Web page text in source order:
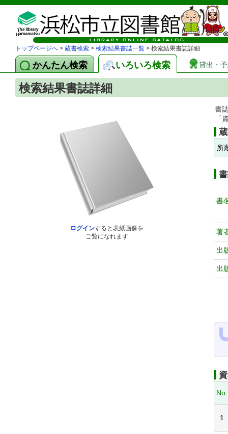
トップページへ > 蔵書検索 > 検索結果書誌一覧 > 検索結果書誌詳細
かんたん検索 いろいろ検索 貸出・
検索結果書誌詳細
ログインすると表紙画像を
ご覧になれます
書
「
所
書
著
出
出
No.
1